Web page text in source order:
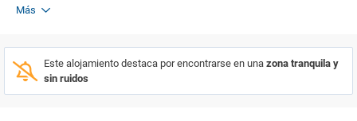
Más
Este alojamiento destaca por encontrarse en una zona tranquila y
sin ruidos